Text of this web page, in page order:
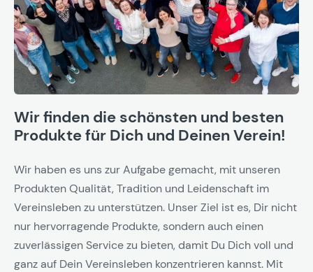
Wir finden die schönsten und besten
Produkte für Dich und Deinen Verein!
Wir haben es uns zur Aufgabe gemacht, mit unseren
Produkten Qualität, Tradition und Leidenschaft im
Vereinsleben zu unterstützen. Unser Ziel ist es, Dir nicht
nur hervorragende Produkte, sondern auch einen
zuverlässigen Service zu bieten, damit Du Dich voll und
ganz auf Dein Vereinsleben konzentrieren kannst. Mit